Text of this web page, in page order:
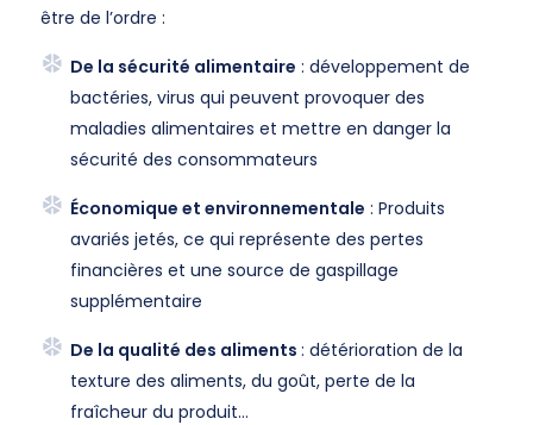
être de l’ordre :
De la sécurité alimentaire : développement de
bactéries, virus qui peuvent provoquer des
maladies alimentaires et mettre en danger la
sécurité des consommateurs
Économique et environnementale : Produits
avariés jetés, ce qui représente des pertes
financières et une source de gaspillage
supplémentaire
De la qualité des aliments : détérioration de la
texture des aliments, du goût, perte de la
fraîcheur du produit…